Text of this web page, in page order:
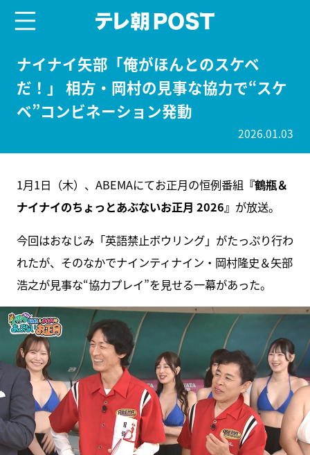
ナイナイ矢部「俺がほんとのスケベ
だ！」 相方・岡村の見事な協力で“スケ
ベ”コンビネーション発動
2026.01.03
1月1日（木）、ABEMAにてお正月の恒例番組 『鶴瓶＆
ナイナイのちょっとあぶないお正月 2026』 が放送。
今回はおなじみ「英語禁止ボウリング」がたっぷり行わ
れたが、そのなかでナインティナイン・岡村隆史＆矢部
浩之が見事な“協力プレイ”を見せる一幕があった。